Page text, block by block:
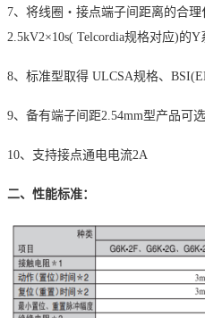
7、 将线圈・接点端子间距离的合理
2.5kV2×10s( Telcordia规格对应)的Y
8、 标准型取得 ULCSA规格、
9、 备有端子间距2.54mm型产品可选
10、 支持接点通电电流2A
二、性能标准：